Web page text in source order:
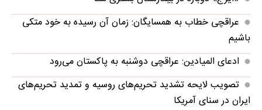
عراقچی خطاب به همسایگان: زمان آن رسیده به خود متکی
باشیم
ادعای المیادین: عراقچی دوشنبه به پاکستان می‌رود
تصویب لایحه تشدید تحریم‌های روسیه و تمدید تحریم‌های
ایران در سنای آمریکا